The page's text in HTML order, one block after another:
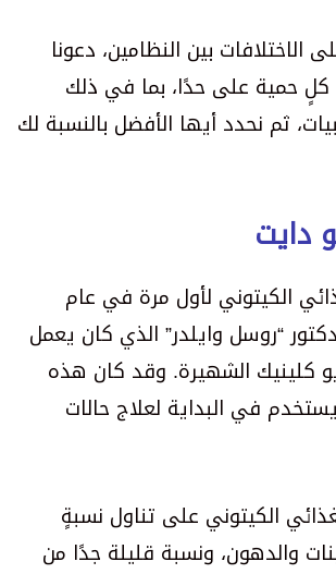
الاختلافات بين النظامين، دعونا
حمية على حدًا، بما في ذلك
ثم نحدد أيها الأفضل بالنسبة لك
دايت
الكيتوني لأول مرة في عام
الدكتور “روسل وايلدر” الذي كان يعمل
الشهيرة. وقد كان هذه
في البداية لعلاج حالات
الكيتوني على تناول نسبةٍ
والدهون، ونسبة قليلة جدًا من